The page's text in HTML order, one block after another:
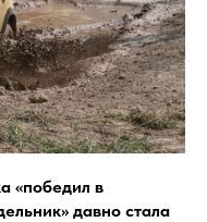
«победил в
давно стала